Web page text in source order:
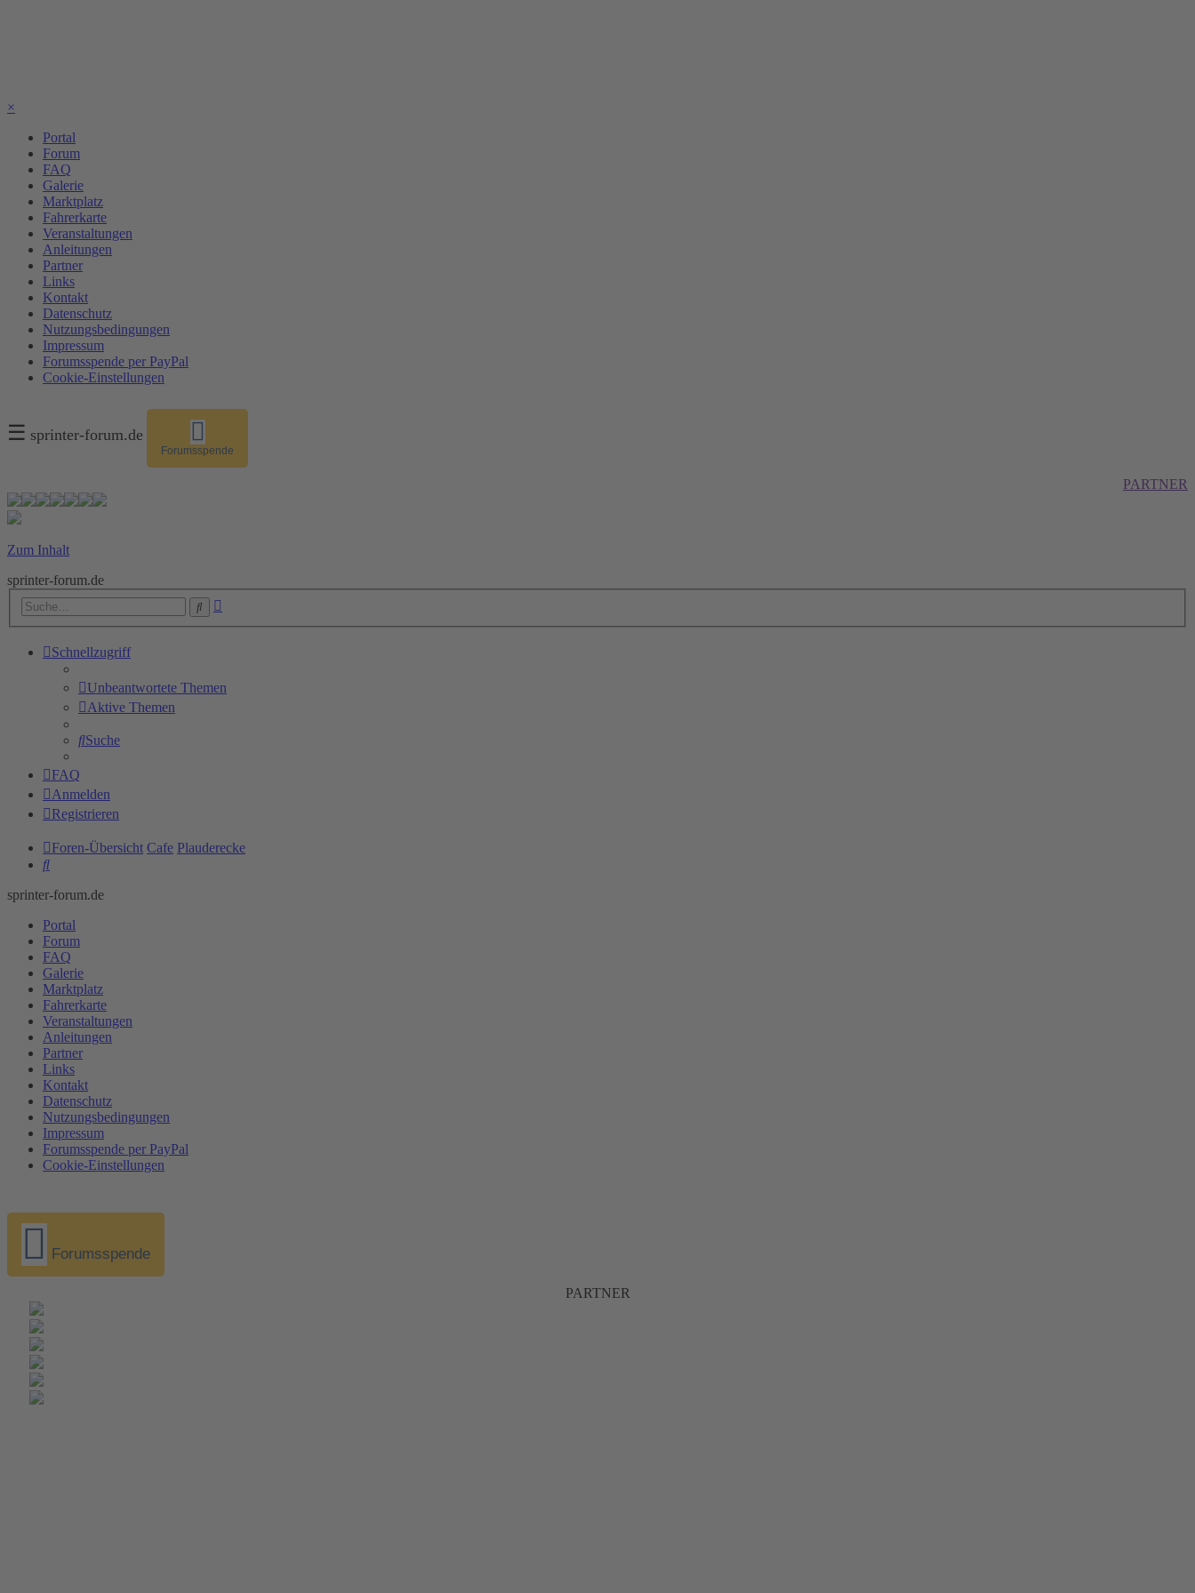
×
Portal
Forum
FAQ
Galerie
Marktplatz
Fahrerkarte
Veranstaltungen
Anleitungen
Partner
Links
Kontakt
Datenschutz
Nutzungsbedingungen
Impressum
Forumsspende per PayPal
Cookie-Einstellungen
☰ sprinter-forum.de
Forumsspende
PARTNER
Zum Inhalt
sprinter-forum.de
Suche
Schnellzugriff
Unbeantwortete Themen
Aktive Themen
Suche
FAQ
Anmelden
Registrieren
Foren-Übersicht Cafe Plauderecke
Suche
sprinter-forum.de
Portal
Forum
FAQ
Galerie
Marktplatz
Fahrerkarte
Veranstaltungen
Anleitungen
Partner
Links
Kontakt
Datenschutz
Nutzungsbedingungen
Impressum
Forumsspende per PayPal
Cookie-Einstellungen
Forumsspende
PARTNER